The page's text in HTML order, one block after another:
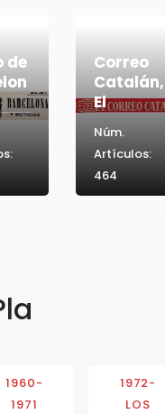
de
Correo
Catalán,
El
Núm.
Artículos:
464
1960-
1971
1972-
LOS